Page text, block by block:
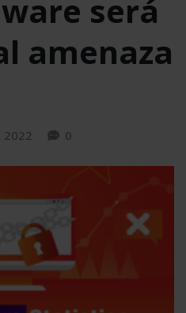
será
amenaza
2022 0